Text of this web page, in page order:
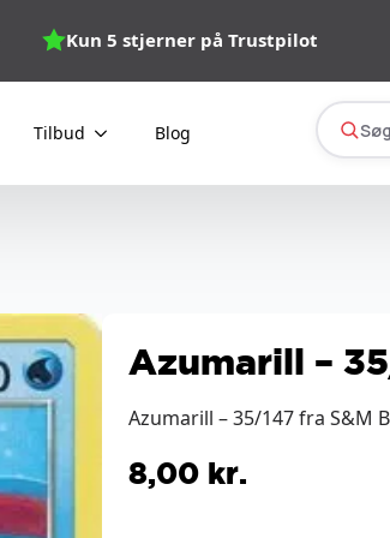
Kun 5 stjerner på Trustpilot
Tilbud Blog
Azumarill –
Azumarill – 35/147 fra S&M
8,00 kr.